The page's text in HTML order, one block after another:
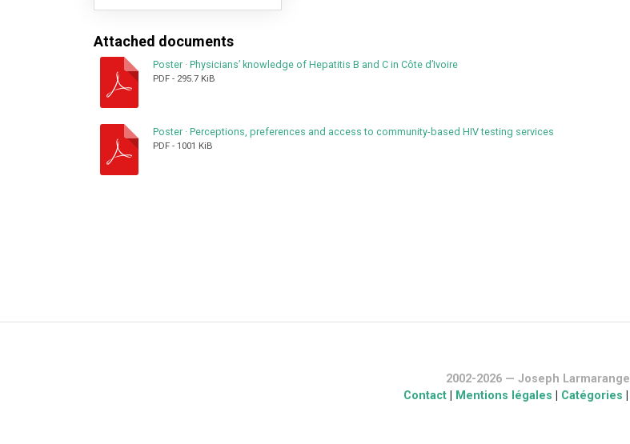
Attached documents
Poster · Physicians’ knowledge of Hepatitis B and C in Côte d’Ivoire
PDF - 295.7 KiB
Poster · Perceptions, preferences and access to community-based HIV testing services
PDF - 1001 KiB
2002-2026 — Joseph Larmarange
Contact
Mentions légales Catégories